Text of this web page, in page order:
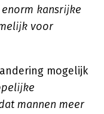
kansrijke
voor
mogelijk
mannen meer